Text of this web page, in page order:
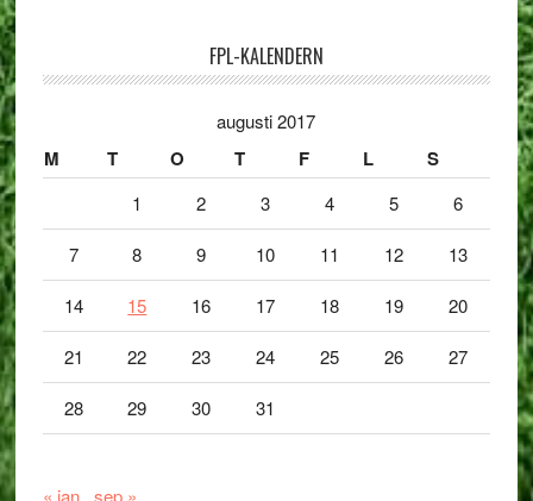
FPL-KALENDERN
augusti 2017
M T O T F L S
1 2 3 4 5 6
7 8 9 10 11 12 13
14 15 16 17 18 19 20
21 22 23 24 25 26 27
28 29 30 31
« jan sep »